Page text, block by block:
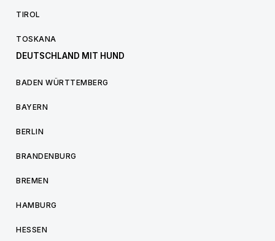
TIROL
TOSKANA
DEUTSCHLAND MIT HUND
BADEN WÜRTTEMBERG
BAYERN
BERLIN
BRANDENBURG
BREMEN
HAMBURG
HESSEN